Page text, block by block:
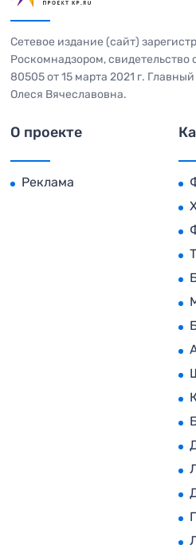
Сетевое издание (сайт)
Роскомнадзором,
80505 от 15 марта 2021 г.
Олеся Вячеславовна.
О проекте
Реклама